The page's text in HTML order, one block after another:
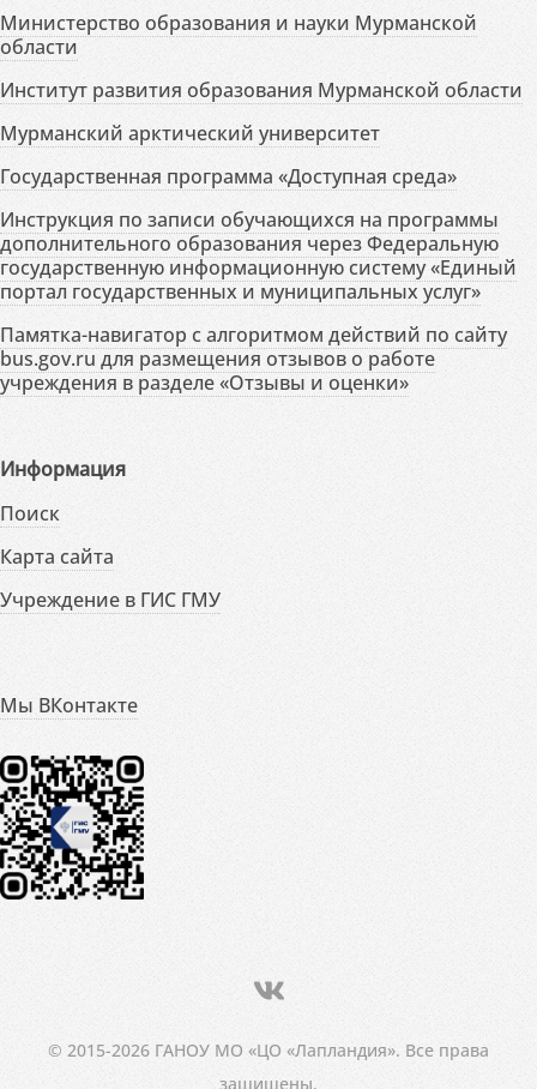
Министерство образования и науки Мурманской
области
Институт развития образования Мурманской области
Мурманский арктический университет
Государственная программа «Доступная среда»
Инструкция по записи обучающихся на программы
дополнительного образования через Федеральную
государственную информационную систему «Единый
портал государственных и муниципальных услуг»
Памятка-навигатор с алгоритмом действий по сайту
bus.gov.ru для размещения отзывов о работе
учреждения в разделе «Отзывы и оценки»
Информация
Поиск
Карта сайта
Учреждение в ГИС ГМУ
Мы ВКонтакте
© 2015-2026 ГАНОУ МО «ЦО «Лапландия». Все права
защищены.